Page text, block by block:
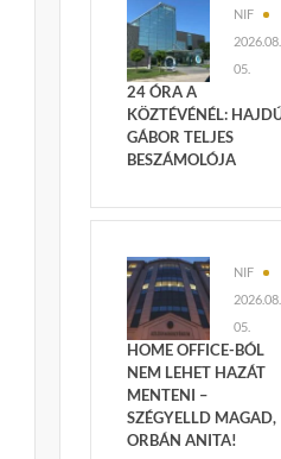
NIF
2026.08.
05.
24 ÓRA A
KÖZTÉVÉNÉL:
GÁBOR TELJES
BESZÁMOLÓJA
NIF
2026.08.
05.
HOME OFFICE-BÓL
NEM LEHET HAZÁT
MENTENI –
SZÉGYELLD MAGAD,
ORBÁN ANITA!